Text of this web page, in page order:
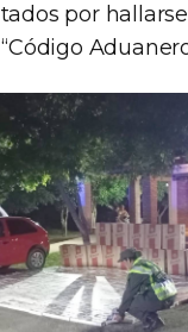
por
“Código